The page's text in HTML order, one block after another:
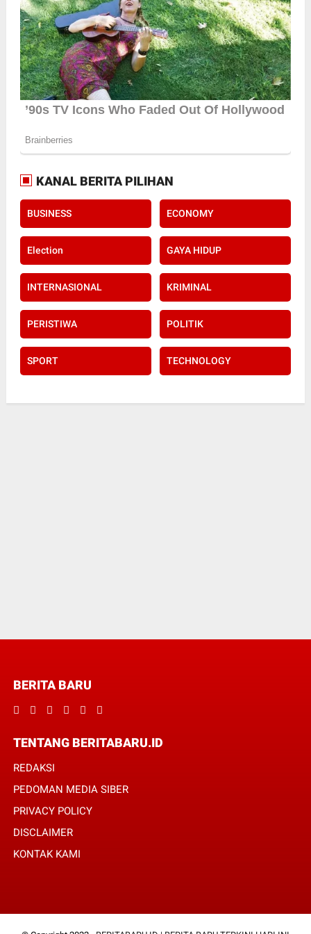
KANAL BERITA PILIHAN
BUSINESS ECONOMY
Election GAYA HIDUP
INTERNASIONAL KRIMINAL
PERISTIWA POLITIK
SPORT TECHNOLOGY
BERITA BARU
TENTANG BERITABARU.ID
REDAKSI
PEDOMAN MEDIA SIBER
PRIVACY POLICY
DISCLAIMER
KONTAK KAMI